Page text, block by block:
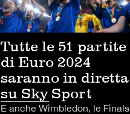
Tutte le 51 partite
di Euro 2024
saranno in diretta
su Sky Sport
E anche Wimbledon, le Finals